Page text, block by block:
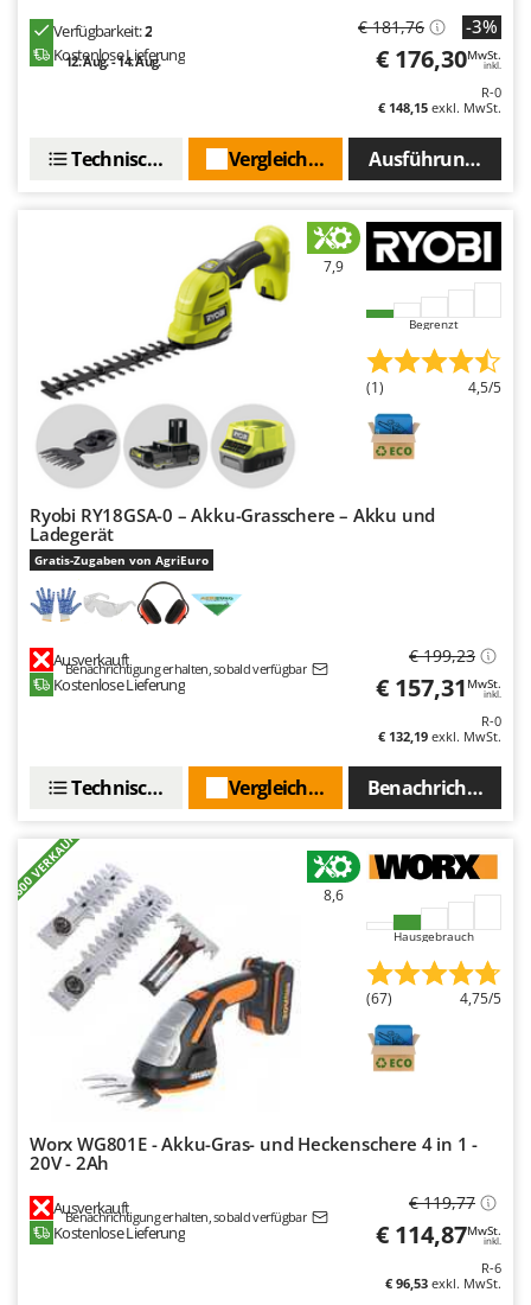
Verfügbarkeit:2
Kostenlose Lieferung
12. Aug. - 14. Aug.
€ 181,76 -3%
€ 176,30MwSt.
inkl.
R-0
€ 148,15 exkl. MwSt.
Ausführungen(2)
Vergleichen Sie
Technische Daten
7,9
Begrenzt
(1) 4,5/5
Ryobi RY18GSA-0 – Akku-Grasschere – Akku und
Ladegerät
Gratis-Zugaben von AgriEuro
Ausverkauft
Benachrichtigung erhalten, sobald verfügbar
Kostenlose Lieferung
€ 199,23
€ 157,31 MwSt.
inkl.
R-0
€ 132,19 exkl. MwSt.
Benachrichtigen
Vergleichen Sie
Technische Daten
+600 VERKAUFT 8,6
Hausgebrauch
(67) 4,75/5
Worx WG801E - Akku-Gras- und Heckenschere 4 in 1 -
20V - 2Ah
Ausverkauft
Benachrichtigung erhalten, sobald verfügbar
Kostenlose Lieferung
€ 119,77
€ 114,87MwSt.
inkl.
R-6
€ 96,53 exkl. MwSt.